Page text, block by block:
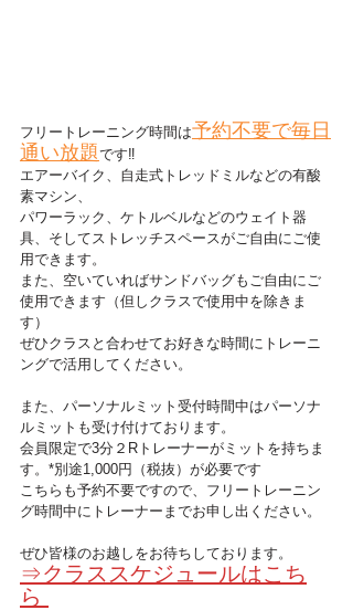
フリートレーニング時間は予約不要で毎日
通い放題です‼
エアーバイク、自走式トレッドミルなどの有酸
素マシン、
パワーラック、ケトルベルなどのウェイト器
具、そしてストレッチスペースがご自由にご使
用できます。
また、空いていればサンドバッグもご自由にご
使用できます（但しクラスで使用中を除きま
す）
ぜひクラスと合わせてお好きな時間にトレーニ
ングで活用してください。
また、パーソナルミット受付時間中はパーソナ
ルミットも受け付けております。
会員限定で3分２Rトレーナーがミットを持ちま
す。*別途1,000円（税抜）が必要です
こちらも予約不要ですので、フリートレーニン
グ時間中にトレーナーまでお申し出ください。
ぜひ皆様のお越しをお待ちしております。
⇒クラススケジュールはこち
ら